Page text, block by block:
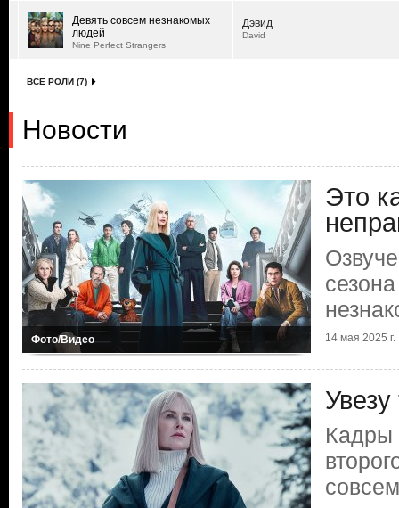
Девять совсем незнакомых
людей
Nine Perfect Strangers
Дэвид
David
ВСЕ РОЛИ (7)
Новости
Фото/Видео
Это
14 мая 2025 г.
Кадры